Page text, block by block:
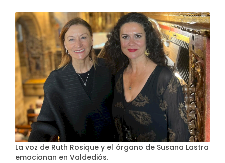
La voz de Ruth Rosique y el órgano de Susana Lastra
emocionan en Valdediós.